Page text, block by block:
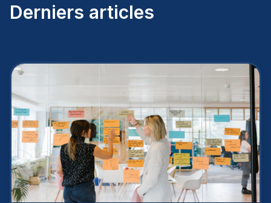
Derniers articles